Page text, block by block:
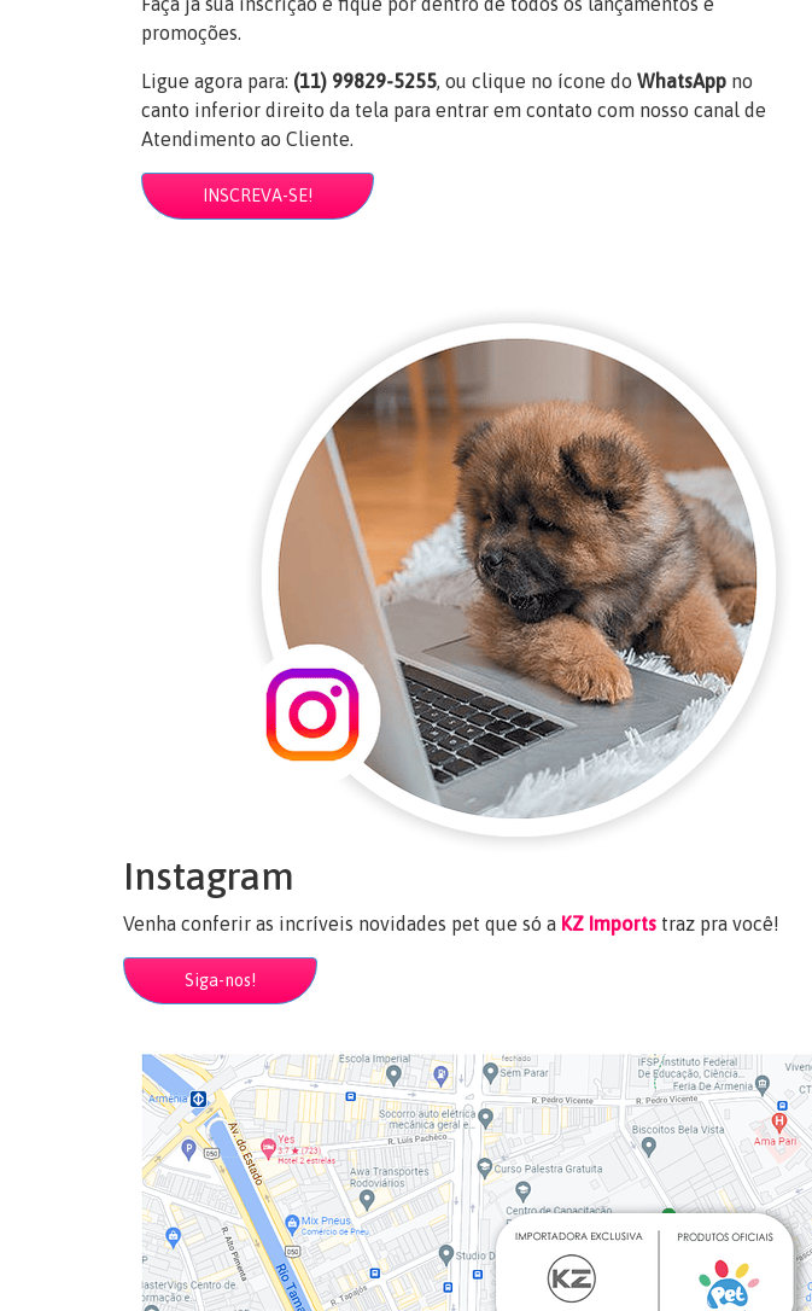
promoções.
Ligue agora para: (11) 99829-5255, ou clique no ícone do WhatsApp no
canto inferior direito da tela para entrar em contato com nosso canal de
Atendimento ao Cliente.
INSCREVA-SE!
Instagram
Venha conferir as incríveis novidades pet que só a KZ Imports traz pra você!
Siga-nos!